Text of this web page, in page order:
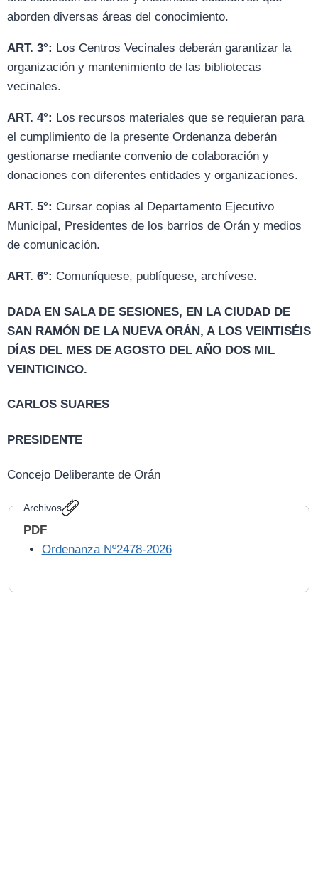
aborden diversas áreas del conocimiento.
ART. 3°: Los Centros Vecinales deberán garantizar la
organización y mantenimiento de las bibliotecas
vecinales.
ART. 4°: Los recursos materiales que se requieran para
el cumplimiento de la presente Ordenanza deberán
gestionarse mediante convenio de colaboración y
donaciones con diferentes entidades y organizaciones.
ART. 5°: Cursar copias al Departamento Ejecutivo
Municipal, Presidentes de los barrios de Orán y medios
de comunicación.
ART. 6°: Comuníquese, publíquese, archívese.
DADA EN SALA DE SESIONES, EN LA CIUDAD DE
SAN RAMÓN DE LA NUEVA ORÁN, A LOS VEINTISÉIS
DÍAS DEL MES DE AGOSTO DEL AÑO DOS MIL
VEINTICINCO.
CARLOS SUARES
PRESIDENTE
Concejo Deliberante de Orán
Archivos
PDF
Ordenanza Nº2478-2026